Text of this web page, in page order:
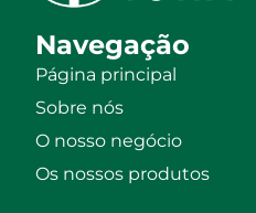
Navegação
Página principal
Sobre nós
O nosso negócio
Os nossos produtos